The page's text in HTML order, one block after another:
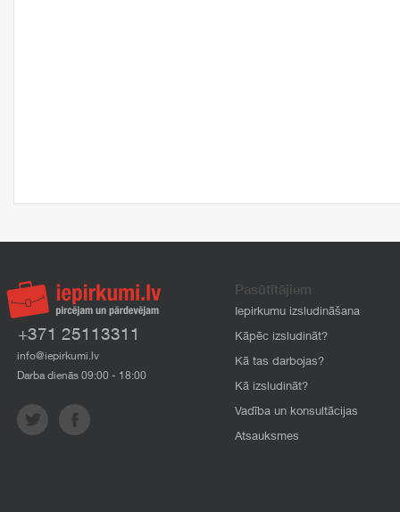
+371 25113311
info@iepirkumi.lv
Darba dienās 09:00 - 18:00
Pasūtītājiem
Iepirkumu izsludināšana
Kāpēc izsludināt?
Kā tas darbojas?
Kā izsludināt?
Vadība un konsultācijas
Atsauksmes